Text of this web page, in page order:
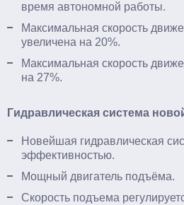
время автономной работы.
Максимальная скорость
увеличена на 20%.
Максимальная скорость
на 27%.
Гидравлическая система
Новейшая гидравлическая
эффективностью.
Мощный двигатель подъёма.
Скорость подъема